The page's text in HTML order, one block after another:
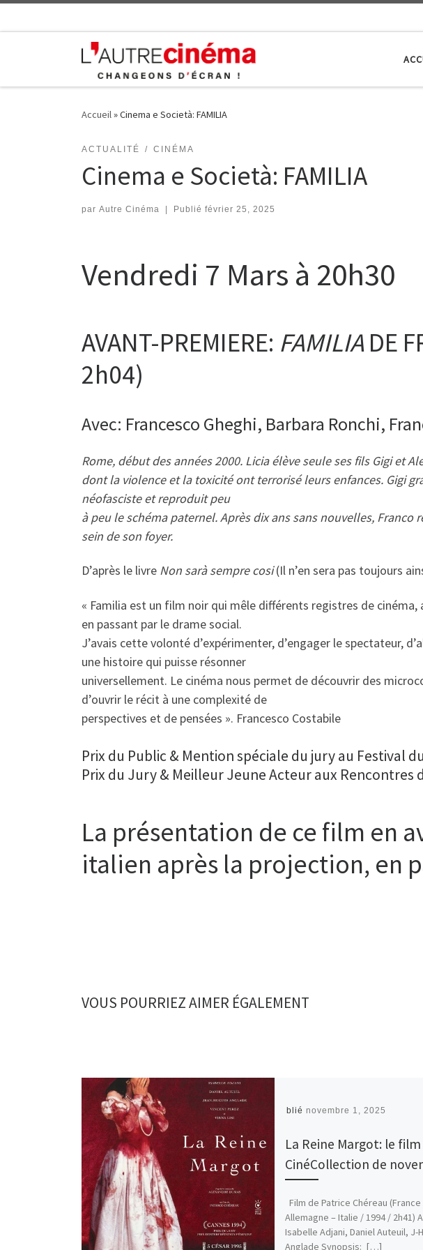
Accueil»Cinema e Società: FAMILIA
ACTUALITÉ CINÉMA
Cinema e Società: FAMILIA
par Autre Cinéma Publié février 25, 2025
Vendredi 7 Mars à 20h30
AVANT-PREMIERE: FAMILIADE
2h04)
Avec: Francesco Gheghi, Barbara Ronchi,
Rome, début des années 2000. Licia élève seule ses fils Gigi et
dont la violence et la toxicité ont terrorisé leurs enfances. Gigi
néofasciste et reproduit peu
à peu le schéma paternel. Après dix ans sans nouvelles,
sein de son foyer.
D’après le livre Non sarà sempre cosi(Il n’en sera pas toujours
« Familia est un film noir qui mêle différents registres de
en passant par le drame social.
J’avais cette volonté d’expérimenter, d’engager le spectateur,
une histoire qui puisse résonner
universellement. Le cinéma nous permet de découvrir des
d’ouvrir le récit à une complexité de
perspectives et de pensées ». Francesco Costabile
Prix du Public & Mention spéciale du jury au Festival
Prix du Jury & Meilleur Jeune Acteur aux Rencontres
La présentation de ce film en
italien après la projection, en
VOUS POURRIEZ AIMER ÉGALEMENT
Publié novembre 1, 2025
La Reine Margot: le film
CinéCollection de
Film de Patrice Chéreau (France
Allemagne – Italie / 1994 / 2h41)
Isabelle Adjani, Daniel Auteuil, J-
Anglade Synopsis: […]